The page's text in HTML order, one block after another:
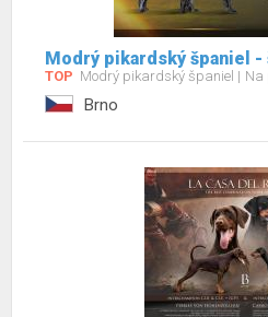
Modrý pikardský španiel -
TOP Modrý pikardský španiel Na
Brno